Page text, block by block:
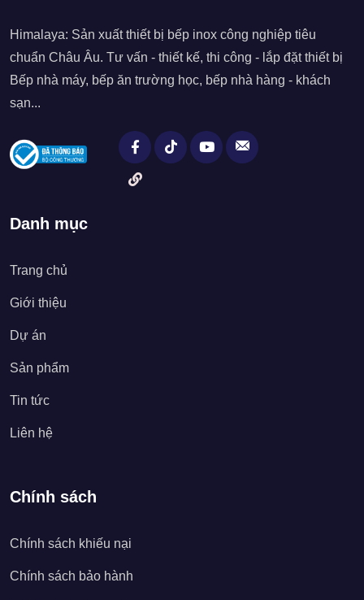
Himalaya: Sản xuất thiết bị bếp inox công nghiệp tiêu
chuẩn Châu Âu. Tư vấn - thiết kế, thi công - lắp đặt thiết bị
Bếp nhà máy, bếp ăn trường học, bếp nhà hàng - khách
sạn...
Danh mục
Trang chủ
Giới thiệu
Dự án
Sản phẩm
Tin tức
Liên hệ
Chính sách
Chính sách khiếu nại
Chính sách bảo hành